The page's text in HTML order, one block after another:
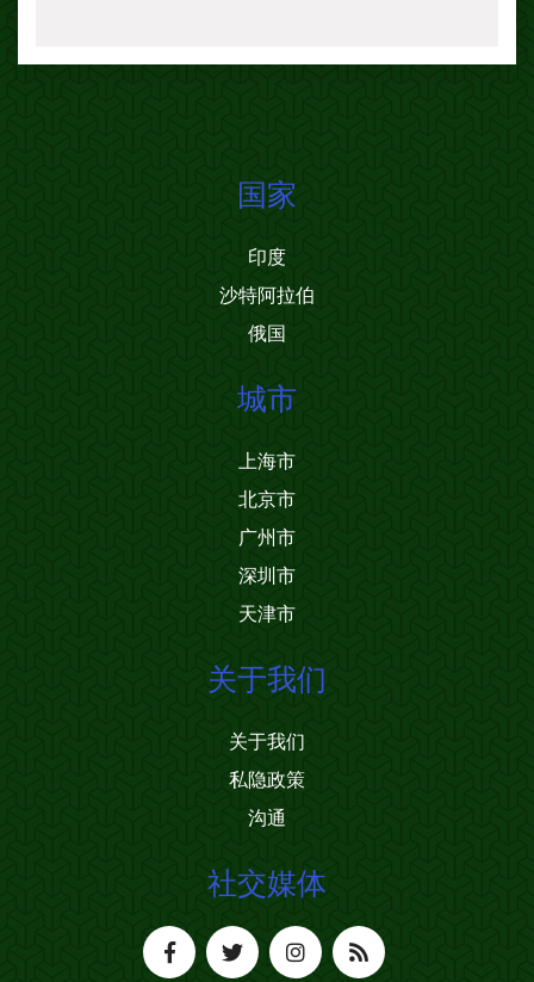
国家
印度
沙特阿拉伯
俄国
城市
上海市
北京市
广州市
深圳市
天津市
关于我们
关于我们
私隐政策
沟通
社交媒体